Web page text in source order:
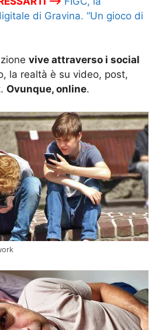
di Gravina. “Un gioco di
vive attraverso i social
la realtà è su video, post,
Ovunque, online.